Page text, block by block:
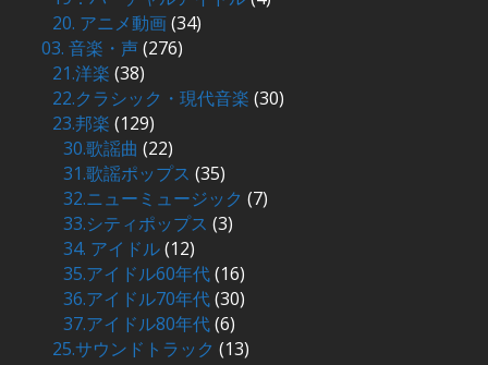
20. アニメ動画(34)
03. 音楽・声(276)
21.洋楽 (38)
22.クラシック・現代音楽 (30)
23.邦楽 (129)
30.歌謡曲 (22)
31.歌謡ポップス (35)
32.ニューミュージック (7)
33.シティポップス (3)
34. アイドル(12)
35.アイドル60年代(16)
36.アイドル70年代(30)
37.アイドル80年代(6)
25.サウンドトラック (13)